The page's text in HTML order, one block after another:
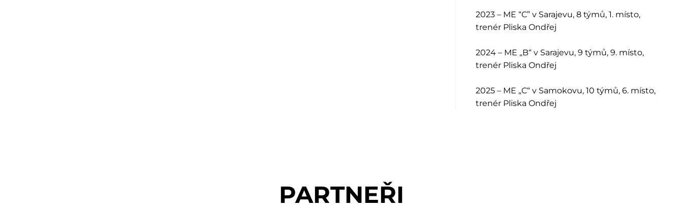
2023 – ME “C” v Sarajevu, 8 týmů, 1. místo,
trenér Pliska Ondřej
2024 – ME „B“ v Sarajevu, 9 týmů, 9. místo,
trenér Pliska Ondřej
2025 – ME „C“ v Samokovu, 10 týmů, 6. místo,
trenér Pliska Ondřej
PARTNEŘI